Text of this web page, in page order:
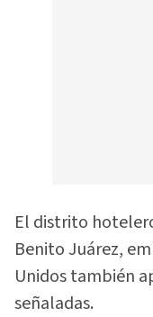
El distrito
Benito Juárez,
Unidos también
señaladas.